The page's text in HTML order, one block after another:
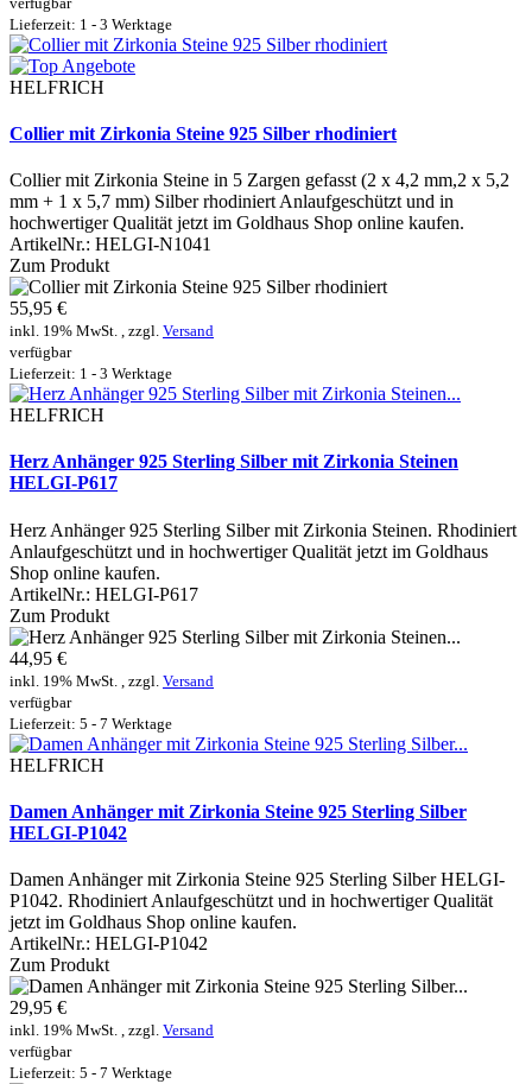
Lieferzeit: 1 - 3 Werktage
HELFRICH
Collier mit Zirkonia Steine 925 Silber rhodiniert
Collier mit Zirkonia Steine in 5 Zargen gefasst (2 x 4,2 mm,2 x 5,2
mm + 1 x 5,7 mm) Silber rhodiniert Anlaufgeschützt und in
hochwertiger Qualität jetzt im Goldhaus Shop online kaufen.
ArtikelNr.: HELGI-N1041
Zum Produkt
55,95 €
inkl. 19% MwSt. , zzgl. Versand
verfügbar
Lieferzeit: 1 - 3 Werktage
HELFRICH
Herz Anhänger 925 Sterling Silber mit Zirkonia Steinen
HELGI-P617
Herz Anhänger 925 Sterling Silber mit Zirkonia Steinen. Rhodiniert
Anlaufgeschützt und in hochwertiger Qualität jetzt im Goldhaus
Shop online kaufen.
ArtikelNr.: HELGI-P617
Zum Produkt
44,95 €
inkl. 19% MwSt. , zzgl. Versand
verfügbar
Lieferzeit: 5 - 7 Werktage
HELFRICH
Damen Anhänger mit Zirkonia Steine 925 Sterling Silber
HELGI-P1042
Damen Anhänger mit Zirkonia Steine 925 Sterling Silber HELGI-
P1042. Rhodiniert Anlaufgeschützt und in hochwertiger Qualität
jetzt im Goldhaus Shop online kaufen.
ArtikelNr.: HELGI-P1042
Zum Produkt
29,95 €
inkl. 19% MwSt. , zzgl. Versand
verfügbar
Lieferzeit: 5 - 7 Werktage